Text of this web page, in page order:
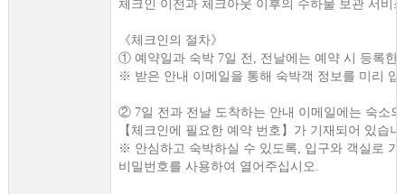
체크인 이전과 체크아웃 이후의 수하물 보관 서비
《체크인의 절차》
① 예약일과 숙박 7일 전, 전날에는 예약 시 등록한
※ 받은 안내 이메일을 통해 숙박객 정보를 미리
② 7일 전과 전날 도착하는 안내 이메일에는 숙소
【체크인에 필요한 예약 번호】가 기재되어 있습니
※ 안심하고 숙박하실 수 있도록, 입구와 객실로
비밀번호를 사용하여 열어주십시오.